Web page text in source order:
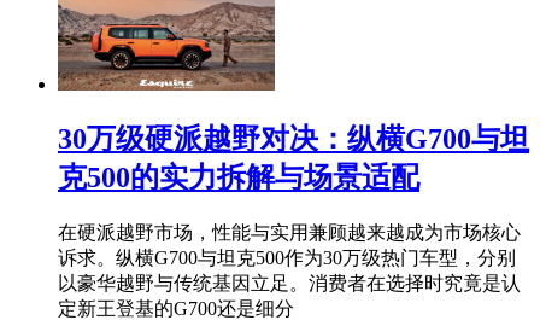
30万级硬派越野对决：纵横G700与坦
克500的实力拆解与场景适配
在硬派越野市场，性能与实用兼顾越来越成为市场核心
诉求。纵横G700与坦克500作为30万级热门车型，分别
以豪华越野与传统基因立足。消费者在选择时究竟是认
定新王登基的G700还是细分